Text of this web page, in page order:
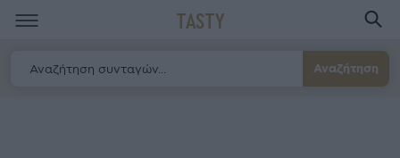
TASTY
Αναζήτηση